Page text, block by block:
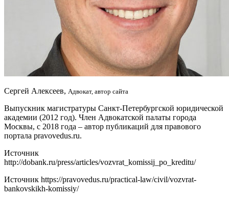
Сергей Алексеев, Адвокат, автор сайта
Выпускник магистратуры Санкт-Петербургской юридической
академии (2012 год). Член Адвокатской палаты города
Москвы, с 2018 года – автор публикаций для правового
портала pravovedus.ru.
Источник
http://dobank.ru/press/articles/vozvrat_komissij_po_kreditu/
Источник https://pravovedus.ru/practical-law/civil/vozvrat-
bankovskikh-komissiy/